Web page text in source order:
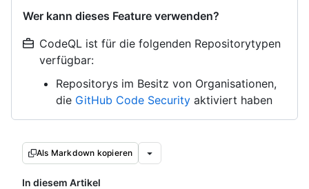
Wer kann dieses Feature verwenden?
CodeQL ist für die folgenden Repositorytypen
verfügbar:
Repositorys im Besitz von Organisationen,
die GitHub Code Security aktiviert haben
Als Markdown kopieren
In diesem Artikel